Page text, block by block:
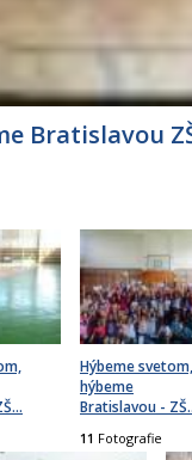
Bratislavou
…
Hýbeme svetom,
hýbeme
Bratislavou - ZŠ
11 Fotografie